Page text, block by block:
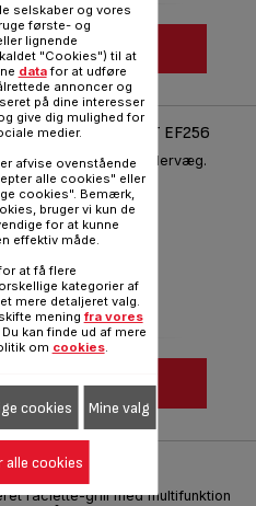
THERMORESPECT EF256
isolerende ydervæg.
:EF256812
INOX & DESIGN
raclette-grill med multifunktion
selskaber og vores
første- og
lignende
"Cookies") til at
datafor at udføre
annoncer og
på dine interesser
give dig mulighed for
medier.
afvise ovenstående
alle cookies" eller
cookies". Bemærk,
bruger vi kun de
for at kunne
effektiv måde.
at få flere
kategorier af
mere detaljeret valg.
mening fra vores
Du kan finde ud af mere
om cookies.
cookies Mine valg
alle cookies